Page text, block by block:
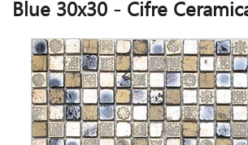
Blue 30x30 - Cifre